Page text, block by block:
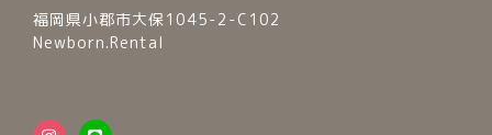
福岡県小郡市大保1045-2-C102
Newborn.Rental